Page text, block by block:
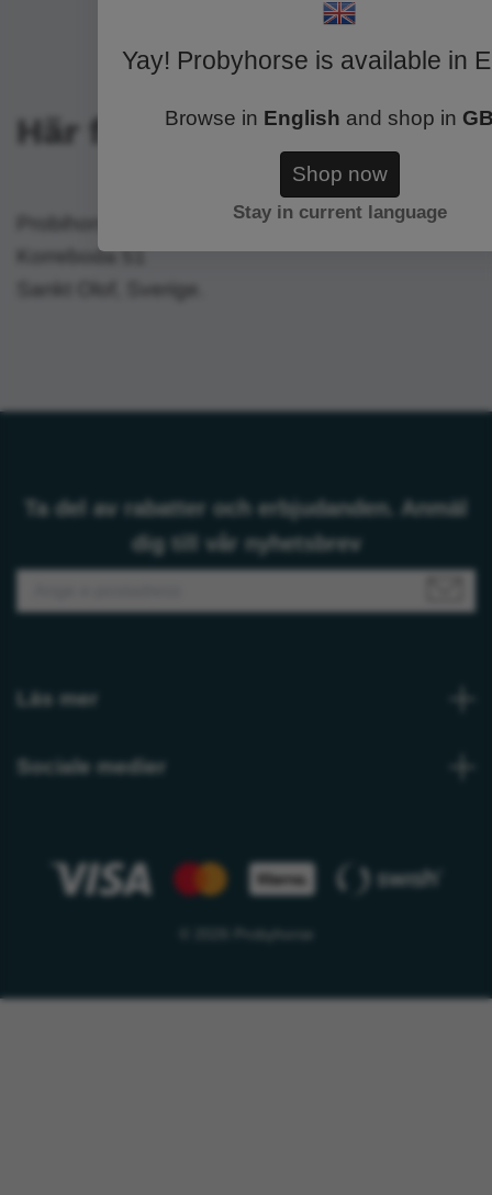
Här finns vi
Korreboda 51
Sankt Olof, Sverige.
Ta del av rabatter och erbjudanden. Anmäl
dig till vår nyhetsbrev
Läs mer
Sociale medier
Yay! Probyhorse is available in
Browse in English and shop in
Shop now
Stay in current language